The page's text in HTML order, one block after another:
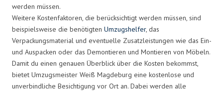
werden müssen.
Weitere Kostenfaktoren, die berücksichtigt werden müssen, sind
beispielsweise die benötigten Umzugshelfer, das
Verpackungsmaterial und eventuelle Zusatzleistungen wie das Ein-
und Auspacken oder das Demontieren und Montieren von Möbeln.
Damit du einen genauen Überblick über die Kosten bekommst,
bietet Umzugsmeister Weiß Magdeburg eine kostenlose und
unverbindliche Besichtigung vor Ort an. Dabei werden alle